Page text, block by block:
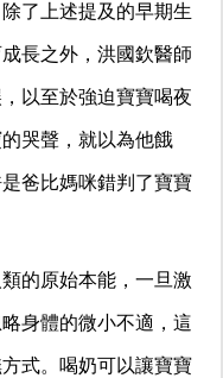
了上述提及的早期生
長之外，洪國欽醫師
以至於強迫寶寶喝夜
哭聲，就以為他餓
爸比媽咪錯判了寶寶
的原始本能，一旦激
身體的微小不適，這
式。喝奶可以讓寶寶